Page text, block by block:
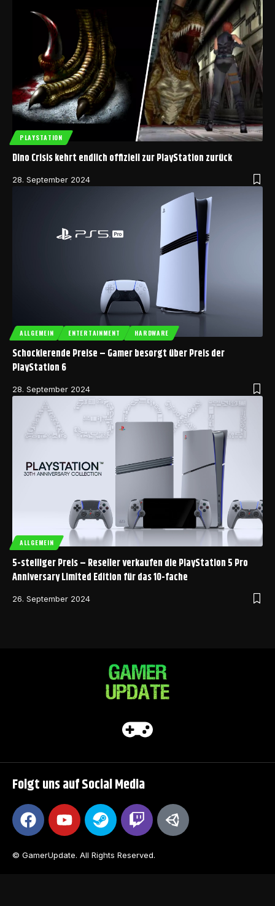
PLAYSTATION
Dino Crisis kehrt endlich offiziell zur PlayStation zurück
28. September 2024
ALLGEMEIN ENTERTAINMENT HARDWARE
Schockierende Preise – Gamer besorgt über Preis der
PlayStation 6
28. September 2024
ALLGEMEIN
5-stelliger Preis – Reseller verkaufen die PlayStation 5 Pro
Anniversary Limited Edition für das 10-fache
26. September 2024
Folgt uns auf Social Media
© GamerUpdate. All Rights Reserved.